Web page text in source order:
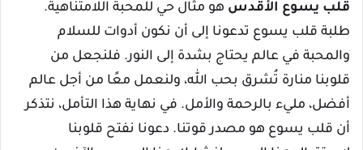
قلب يسوع الأقدس هو مثال حي للمحبة اللامتناهية.
طلبة قلب يسوع تدعونا إلى أن نكون أدوات للسلام
والمحبة في عالم يحتاج بشدة إلى النور. فلنجعل من
قلوبنا منارة تُشرق بحب الله، ولنعمل معًا من أجل عالم
أفضل، مليء بالرحمة والأمل. في نهاية هذا التأمل، نتذكر
أن قلب يسوع هو مصدر قوتنا. دعونا نفتح قلوبنا